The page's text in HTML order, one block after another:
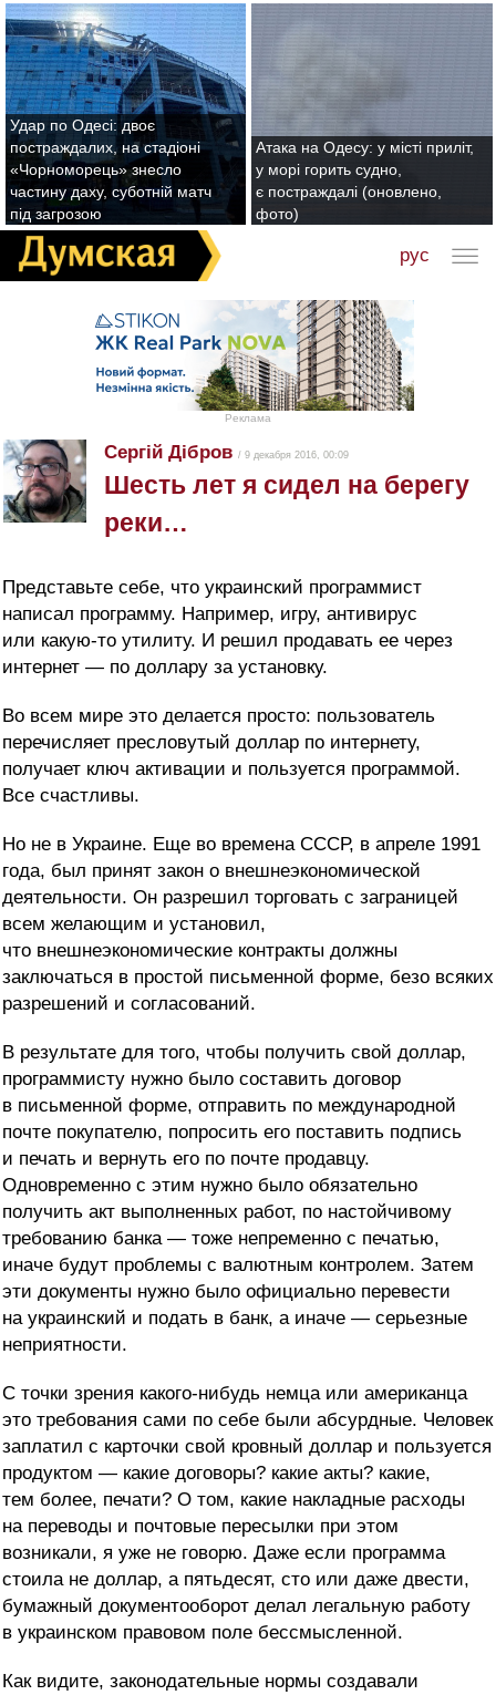
Удар по Одесі: двоє
постраждалих, на стадіоні
«Чорноморець» знесло
частину даху, суботній матч
під загрозою
Атака на Одесу: у місті приліт,
у морі горить судно,
є постраждалі (оновлено,
фото)
рус
Реклама
Сергій Дібров / 9 декабря 2016, 00:09
Шесть лет я сидел на берегу
реки…
Представьте себе, что украинский программист
написал программу. Например, игру, антивирус
или какую-то утилиту. И решил продавать ее через
интернет — по доллару за установку.
Во всем мире это делается просто: пользователь
перечисляет пресловутый доллар по интернету,
получает ключ активации и пользуется программой.
Все счастливы.
Но не в Украине. Еще во времена СССР, в апреле 1991
года, был принят закон о внешнеэкономической
деятельности. Он разрешил торговать с заграницей
всем желающим и установил,
что внешнеэкономические контракты должны
заключаться в простой письменной форме, безо всяких
разрешений и согласований.
В результате для того, чтобы получить свой доллар,
программисту нужно было составить договор
в письменной форме, отправить по международной
почте покупателю, попросить его поставить подпись
и печать и вернуть его по почте продавцу.
Одновременно с этим нужно было обязательно
получить акт выполненных работ, по настойчивому
требованию банка — тоже непременно с печатью,
иначе будут проблемы с валютным контролем. Затем
эти документы нужно было официально перевести
на украинский и подать в банк, а иначе — серьезные
неприятности.
С точки зрения какого-нибудь немца или американца
это требования сами по себе были абсурдные. Человек
заплатил с карточки свой кровный доллар и пользуется
продуктом — какие договоры? какие акты? какие,
тем более, печати? О том, какие накладные расходы
на переводы и почтовые пересылки при этом
возникали, я уже не говорю. Даже если программа
стоила не доллар, а пятьдесят, сто или даже двести,
бумажный документооборот делал легальную работу
в украинском правовом поле бессмысленной.
Как видите, законодательные нормы создавали